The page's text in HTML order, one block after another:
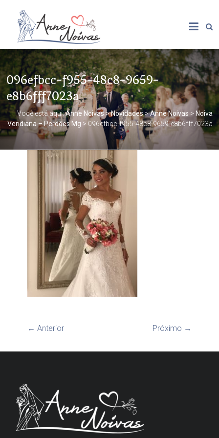
096efbcc-f955-48c8-9659-
e8b6fff7023a
Você está aqui:Anne Noivas >Novidades>Anne Noivas > Noiva
Veridiana – Perdões Mg > 096efbcc-f955-48c8-9659-e8b6fff7023a
← Anterior Próximo →